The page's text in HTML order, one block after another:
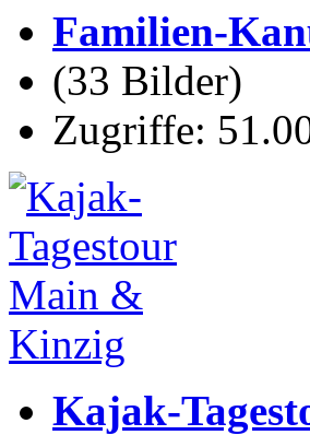
Familien-
(33 Bilder)
Zugriffe:
Kajak-